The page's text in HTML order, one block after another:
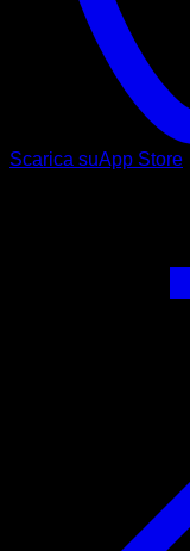
Scarica suApp Store